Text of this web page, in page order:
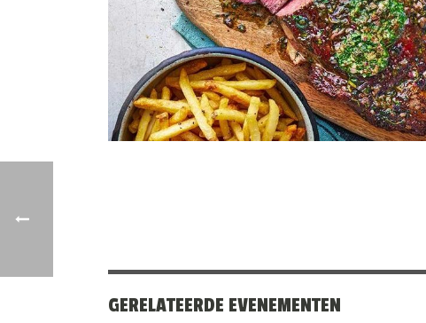
GERELATEERDE EVENEMENTEN